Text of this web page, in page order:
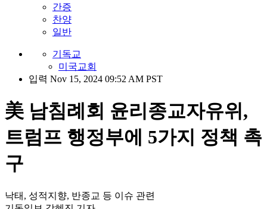
간증
찬양
일반
기독교
미국교회
입력 Nov 15, 2024 09:52 AM PST
美 남침례회 윤리종교자유위,
트럼프 행정부에 5가지 정책 촉
구
낙태, 성적지향, 반종교 등 이슈 관련